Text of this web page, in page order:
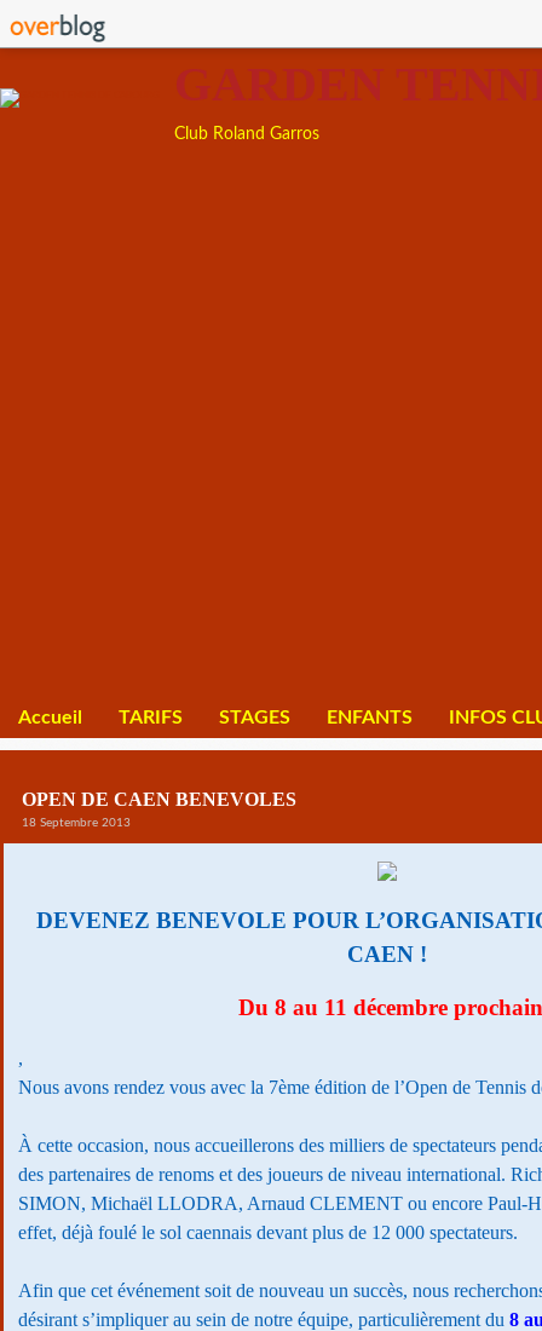
GARDEN
Club Roland Garros
Accueil TARIFS STAGES ENFANTS INFOS
OPEN DE CAEN BENEVOLES
18 Septembre 2013
DEVENEZ BENEVOLE POUR
CAEN !
Du 8 au 11 décembre prochain
,
Nous avons rendez vous avec la 7ème édition de l’Open de Tennis
À cette occasion, nous accueillerons des milliers de spectateurs
des partenaires de renoms et des joueurs de niveau international.
SIMON, Michaël LLODRA, Arnaud CLEMENT ou encore Paul-
effet, déjà foulé le sol caennais devant plus de 12 000 spectateurs.
Afin que cet événement soit de nouveau un succès, nous
désirant s’impliquer au sein de notre équipe, particulièrement du 8